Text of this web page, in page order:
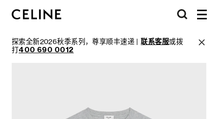
探索全新2026秋季系列，尊享顺丰速递 |联系客服或拨
打400 690 0012